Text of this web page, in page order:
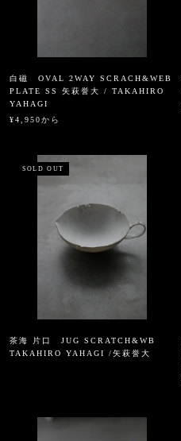
白磁 OVAL 2WAY SCRACH&WEB
PLATE SS 矢萩誉大 / TAKAHIRO
YAHAGI
¥4,950から
SOLD OUT
茶海 片口 JUG SCRATCH&WB
TAKAHIRO YAHAGI /矢萩誉大